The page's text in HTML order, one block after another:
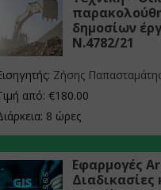
δημοσίων
Ν.4782/21
Ζήσης
από: €180.00
8 ώρες
Εφαρμογές
Διαδικασίες